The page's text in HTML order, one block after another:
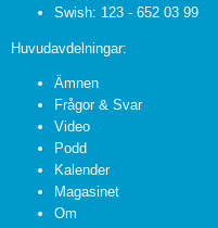
Swish: 123 - 652 03 99
Huvudavdelningar:
Ämnen
Frågor & Svar
Video
Podd
Kalender
Magasinet
Om